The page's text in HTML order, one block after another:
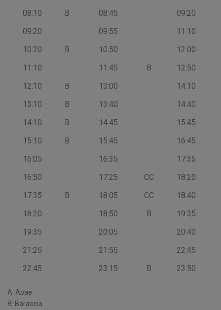
08:10
B 08:45
09:20
09:20
09:55
11:10
10:20
B 10:50
12:00
11:10
11:45 B
12:50
12:10
B 13:00
14:10
13:10
B 13:40
14:40
14:10
B 14:45
15:45
15:10
B 15:45
16:45
16:05
16:35
17:35
16:50
17:25 CC
18:20
17:35
B 18:05 CC
18:40
18:20
18:50 B
19:35
19:35
20:05
20:40
21:25
21:55
22:45
22:45
23:15 B 23:50
A: Apae
B: Baraceia